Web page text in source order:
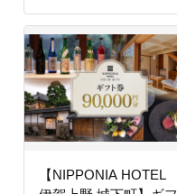
【NIPPONIA HOTEL